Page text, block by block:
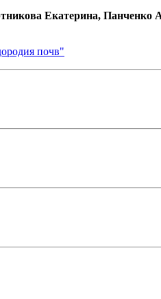
Екатерина, Панченко
почв"